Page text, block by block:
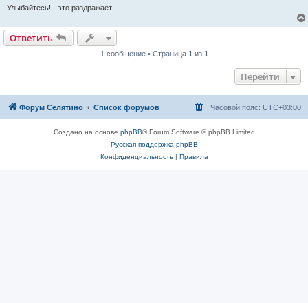
Улыбайтесь! - это раздражает.
Ответить
1 сообщение • Страница 1 из 1
Перейти
Форум Селятино Список форумов Часовой пояс: UTC+03:00
Создано на основе phpBB® Forum Software © phpBB Limited
Русская поддержка phpBB
Конфиденциальность| Правила